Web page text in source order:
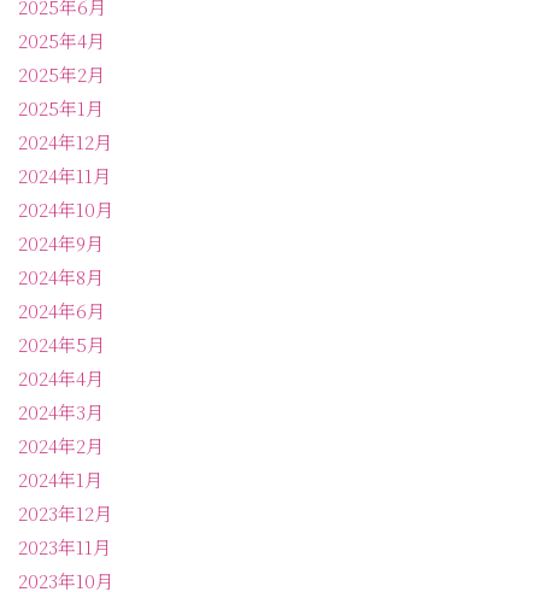
2025年6月
2025年4月
2025年2月
2025年1月
2024年12月
2024年11月
2024年10月
2024年9月
2024年8月
2024年6月
2024年5月
2024年4月
2024年3月
2024年2月
2024年1月
2023年12月
2023年11月
2023年10月